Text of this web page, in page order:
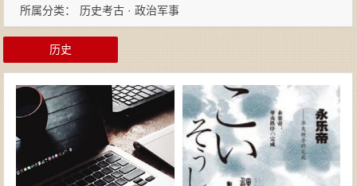
所属分类： 历史考古 · 政治军事
历史